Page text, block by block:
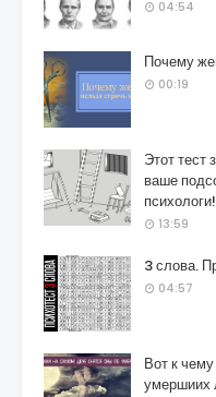
04:54
Почему
00:19
Этот тест
ваше
психологи!
13:59
3 слова.
04:57
Вот к
умершиих